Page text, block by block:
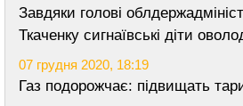
Завдяки голові
Ткаченку сигнаївські діти
07 грудня 2020, 18:19
Газ подорожчає: підвищать